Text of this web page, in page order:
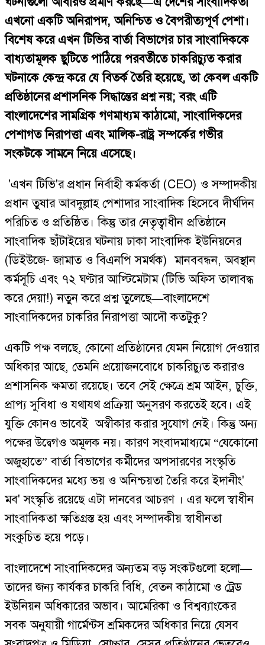
এখনো একটি অনিরাপদ, অনিশ্চিত ও বৈপরীত্যপূর্ণ পেশা।
বিশেষ করে এখন টিভির বার্তা বিভাগের চার সাংবাদিককে
বাধ্যতামূলক ছুটিতে পাঠিয়ে পরবর্তীতে চাকরিচ্যুত করার
ঘটনাকে কেন্দ্র করে যে বিতর্ক তৈরি হয়েছে, তা কেবল একটি
প্রতিষ্ঠানের প্রশাসনিক সিদ্ধান্তের প্রশ্ন নয়; বরং এটি
বাংলাদেশের সামগ্রিক গণমাধ্যম কাঠামো, সাংবাদিকদের
পেশাগত নিরাপত্তা এবং মালিক-রাষ্ট্র সম্পর্কের গভীর
সংকটকে সামনে নিয়ে এসেছে।
'এখন টিভি'র প্রধান নির্বাহী কর্মকর্তা (CEO) ও সম্পাদকীয়
প্রধান তুষার আবদুল্লাহ পেশাদার সাংবাদিক হিসেবে দীর্ঘদিন
পরিচিত ও প্রতিষ্ঠিত। কিন্তু তার নেতৃত্বাধীন প্রতিষ্ঠানে
সাংবাদিক ছাঁটাইয়ের ঘটনায় ঢাকা সাংবাদিক ইউনিয়নের
(ডিইউজে- জামাত ও বিএনপি সমর্থক) মানববন্ধন, অবস্থান
কর্মসূচি এবং ৭২ ঘণ্টার আল্টিমেটাম (টিভি অফিস তালাবদ্ধ
করে দেয়া!) নতুন করে প্রশ্ন তুলেছে—বাংলাদেশে
সাংবাদিকদের চাকরির নিরাপত্তা আদৌ কতটুকু?
একটি পক্ষ বলছে, কোনো প্রতিষ্ঠানের যেমন নিয়োগ দেওয়ার
অধিকার আছে, তেমনি প্রয়োজনবোধে চাকরিচ্যুত করারও
প্রশাসনিক ক্ষমতা রয়েছে। তবে সেই ক্ষেত্রে শ্রম আইন, চুক্তি,
প্রাপ্য সুবিধা ও যথাযথ প্রক্রিয়া অনুসরণ করতেই হবে। এই
যুক্তি কোনও ভাবেই অস্বীকার করার সুযোগ নেই। কিন্তু অন্য
পক্ষের উদ্বেগও অমূলক নয়। কারণ সংবাদমাধ্যমে “যেকোনো
অজুহাতে” বার্তা বিভাগের কর্মীদের অপসারণের সংস্কৃতি
সাংবাদিকদের মধ্যে ভয় ও অনিশ্চয়তা তৈরি করে ইদানীং'
মব' সংস্কৃতি রয়েছে এটা দানবের আচরণ । এর ফলে স্বাধীন
সাংবাদিকতা ক্ষতিগ্রস্ত হয় এবং সম্পাদকীয় স্বাধীনতা
সংকুচিত হয়ে পড়ে।
বাংলাদেশে সাংবাদিকদের অন্যতম বড় সংকটগুলো হলো—
তাদের জন্য কার্যকর চাকরি বিধি, বেতন কাঠামো ও ট্রেড
ইউনিয়ন অধিকারের অভাব। আমেরিকা ও বিশ্বব্যাংকের
সবক অনুযায়ী গার্মেন্টস শ্রমিকদের অধিকার নিয়ে যেসব